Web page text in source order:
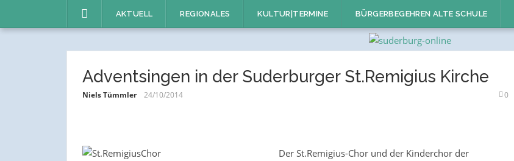
AKTUELL REGIONALES KULTUR|TERMINE BÜRGERBEGEHREN ALTE SCHULE
Adventsingen in der Suderburger St.Remigius Kirche
Niels Tümmler 24/10/2014 0
Der St.Remigius-Chor und der Kinderchor der